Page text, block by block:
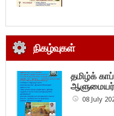
நிகழ்வுகள்
தமிழ்க்
ஆளுமையர்
08 July